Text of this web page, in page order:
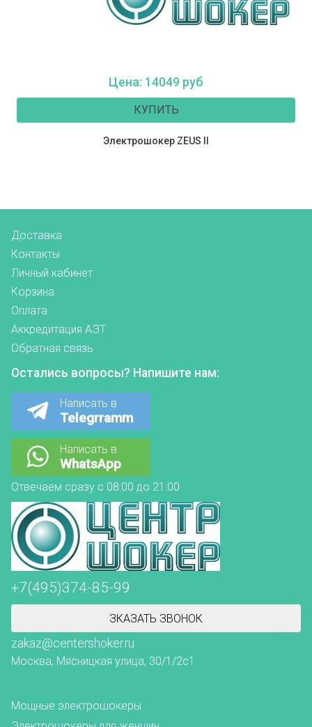
Цена: 14049 руб
КУПИТЬ
Электрошокер ZEUS II
+7(495)374-85-99
ЗКАЗАТЬ ЗВОНОК
zakaz@centershoker.ru
Москва, Мясницкая улица, 30/1/2с1
Доставка
Контакты
Личный кабинет
Корзина
Оплата
Аккредитация АЭТ
Обратная связь
Остались вопросы? Напишите нам:
Написать в
Telegrramm
Написать в
WhatsApp
Отвечаем сразу с 08:00 до 21:00
Мощные электрошокеры